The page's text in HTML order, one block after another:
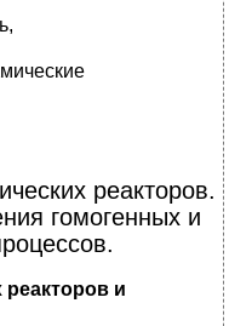
реакторов.
гомогенных и
и